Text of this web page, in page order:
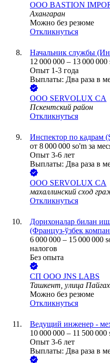
ООО BASTION
Ахангаран
Можно без резюме
Откликнуться
Начальник службы
12 000 000 – 13 000 000
Опыт 1-3 года
Выплаты: Два раза в
ООО SERVOLUX CA
Пскентский район
Откликнуться
Инспектор по кадрам
от 8 000 000 so'm за
Опыт 3-6 лет
Выплаты: Два раза в
ООО SERVOLUX CA
махаллинский сход
Откликнуться
Дорихоналар билан
(Француз-ўзбек
6 000 000 – 15 000 000
налогов
Без опыта
СП ООО JNS LABS
Ташкент, улица
Можно без резюме
Откликнуться
Ведущий инженер -
10 000 000 – 11 500 000
Опыт 3-6 лет
Выплаты: Два раза в